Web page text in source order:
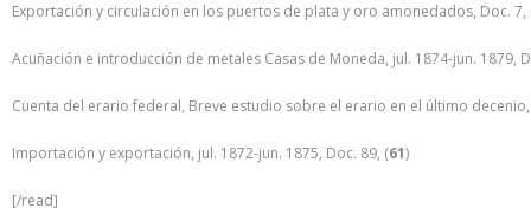
Exportación y circulación en los puertos de plata y oro amonedados, Doc. 7,
Acuñación e introducción de metales Casas de Moneda, jul. 1874-jun. 1879,
Cuenta del erario federal, Breve estudio sobre el erario en el último decenio,
Importación y exportación, jul. 1872-jun. 1875, Doc. 89, (61)
[/read]